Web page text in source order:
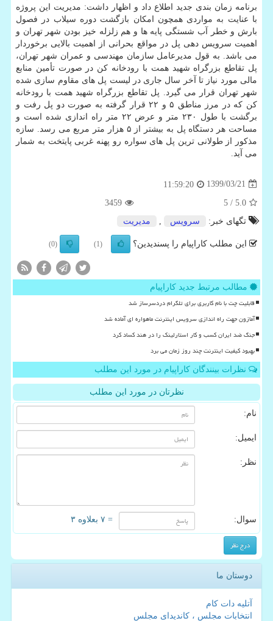
برنامه زمان بندی جدید اطلاع داد و اظهار داشت: مدیریت این پروژه
با عنایت به مواردی همچون امکان بازگشت دوره سیلاب در فصول
بارش و خطر آب شستگی پایه ها و هم زلزله خیز بودن شهر تهران و
اهمیت سرویس دهی پل در مواقع بحرانی از اهمیت بالایی برخوردار
می باشد. به قول مدیرعامل سازمان مهندسی و عمران شهر تهران،
پل تقاطع بزرگراه شهید همت با رودخانه کن در صورت تأمین منابع
مالی مورد نیاز تا آخر سال جاری در لیست پل های مقاوم سازی شده
شهر تهران قرار می گیرد. پل تقاطع بزرگراه شهید همت با رودخانه
کن که در مرز مناطق ۵ و ۲۲ قرار گرفته به صورت دو پل رفت و
برگشت با طول ۲۳۰ متر و عرض ۲۲ متر راه اندازی شده است و
مساحت هر دستگاه پل به بیشتر از ۵ هزار متر مربع می رسد. سازه
مذکور از طولانی ترین پل های سواره رو پهنه غربی پایتخت به شمار
می آید.
1399/03/21
11:59:20
5.0
/ 5
3459
تگهای خبر:
سرویس مدیریت
این مطلب کاراپیام را پسندیدین؟ (1)
(0)
مطالب مرتبط جدید کاراپیام
قابلیت چت با نام کاربری برای تلگرام دردسرساز شد
آمازون جهت راه اندازی سرویس اینترنت ماهواره ای آماده شد
جنگ ضد ایران کسب و کار استارلینک را در هند کساد کرد
بهبود کیفیت اینترنت چند روز زمان می برد
نظرات بینندگان کاراپیام در مورد این مطلب
نظرتان در مورد این مطلب
نام:
ایمیل:
نظر:
سوال: = ۷ بعلاوه ۳
دوستان ما
آتلیه دات کام
انتخابات مجلس ، کاندیدای مجلس